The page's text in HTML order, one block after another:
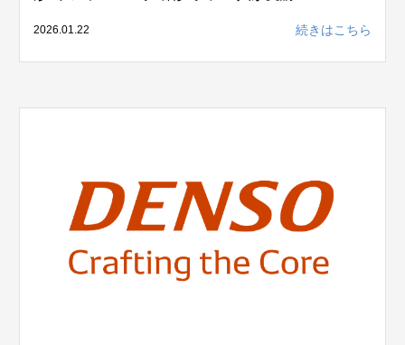
2026.01.22 続きはこちら